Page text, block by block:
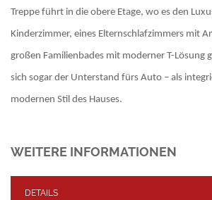
Treppe führt in die obere Etage, wo es den
Kinderzimmer, eines Elternschlafzimmers mit
großen Familienbades mit moderner T-Lösung
sich sogar der Unterstand fürs Auto – als
modernen Stil des Hauses.
WEITERE INFORMATIONEN
DETAILS